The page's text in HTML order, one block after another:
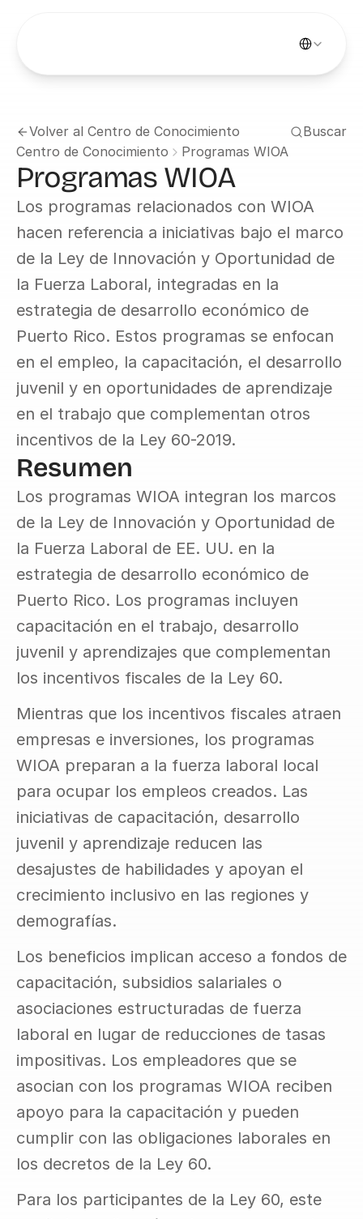
Volver al Centro de Conocimiento
Buscar
Centro de Conocimiento
Programas WIOA
Programas WIOA
Los programas relacionados con WIOA
hacen referencia a iniciativas bajo el marco
de la Ley de Innovación y Oportunidad de
la Fuerza Laboral, integradas en la
estrategia de desarrollo económico de
Puerto Rico. Estos programas se enfocan
en el empleo, la capacitación, el desarrollo
juvenil y en oportunidades de aprendizaje
en el trabajo que complementan otros
incentivos de la Ley 60-2019.
Resumen
Los programas WIOA integran los marcos
de la Ley de Innovación y Oportunidad de
la Fuerza Laboral de EE. UU. en la
estrategia de desarrollo económico de
Puerto Rico. Los programas incluyen
capacitación en el trabajo, desarrollo
juvenil y aprendizajes que complementan
los incentivos fiscales de la Ley 60.
Mientras que los incentivos fiscales atraen
empresas e inversiones, los programas
WIOA preparan a la fuerza laboral local
para ocupar los empleos creados. Las
iniciativas de capacitación, desarrollo
juvenil y aprendizaje reducen las
desajustes de habilidades y apoyan el
crecimiento inclusivo en las regiones y
demografías.
Los beneficios implican acceso a fondos de
capacitación, subsidios salariales o
asociaciones estructuradas de fuerza
laboral en lugar de reducciones de tasas
impositivas. Los empleadores que se
asocian con los programas WIOA reciben
apoyo para la capacitación y pueden
cumplir con las obligaciones laborales en
los decretos de la Ley 60.
Para los participantes de la Ley 60, este